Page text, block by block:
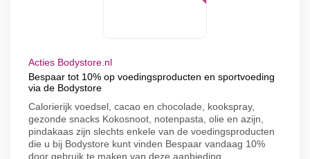
Acties Bodystore.nl
Bespaar tot 10% op voedingsproducten en sportvoeding
via de Bodystore
Calorierijk voedsel, cacao en chocolade, kookspray,
gezonde snacks Kokosnoot, notenpasta, olie en azijn,
pindakaas zijn slechts enkele van de voedingsproducten
die u bij Bodystore kunt vinden Bespaar vandaag 10%
door gebruik te maken van deze aanbieding